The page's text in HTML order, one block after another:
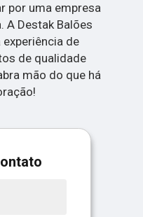
por uma empresa
A Destak Balões
de
de qualidade
mão do que há